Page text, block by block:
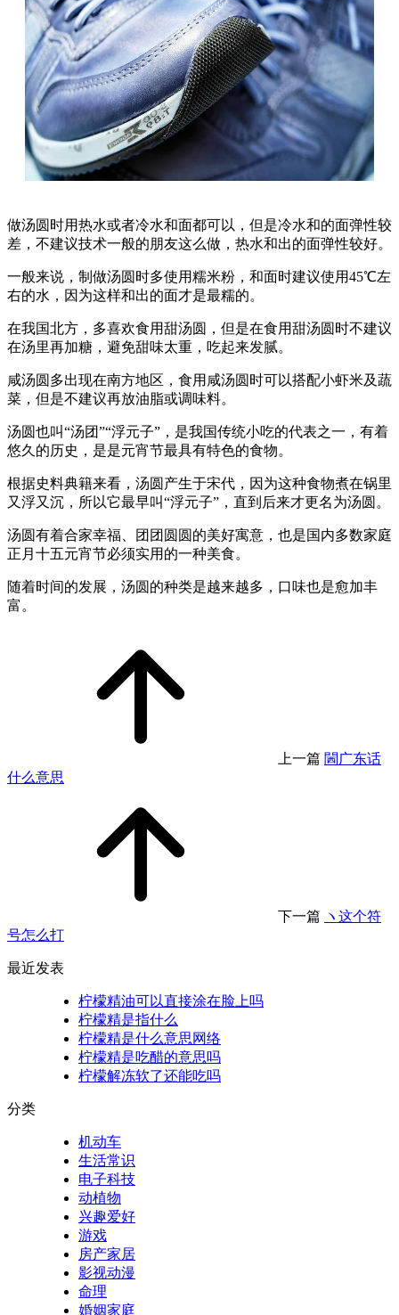
做汤圆时用热水或者冷水和面都可以，但是冷水和的面弹性较
差，不建议技术一般的朋友这么做，热水和出的面弹性较好。
一般来说，制做汤圆时多使用糯米粉，和面时建议使用45℃左
右的水，因为这样和出的面才是最糯的。
在我国北方，多喜欢食用甜汤圆，但是在食用甜汤圆时不建议
在汤里再加糖，避免甜味太重，吃起来发腻。
咸汤圆多出现在南方地区，食用咸汤圆时可以搭配小虾米及蔬
菜，但是不建议再放油脂或调味料。
汤圆也叫“汤团”“浮元子”，是我国传统小吃的代表之一，有着
悠久的历史，是是元宵节最具有特色的食物。
根据史料典籍来看，汤圆产生于宋代，因为这种食物煮在锅里
又浮又沉，所以它最早叫“浮元子”，直到后来才更名为汤圆。
汤圆有着合家幸福、团团圆圆的美好寓意，也是国内多数家庭
正月十五元宵节必须实用的一种美食。
随着时间的发展，汤圆的种类是越来越多，口味也是愈加丰
富。
上一篇 閪广东话
什么意思
下一篇 ヽ这个符
号怎么打
最近发表
柠檬精油可以直接涂在脸上吗
柠檬精是指什么
柠檬精是什么意思网络
柠檬精是吃醋的意思吗
柠檬解冻软了还能吃吗
分类
机动车
生活常识
电子科技
动植物
兴趣爱好
游戏
房产家居
影视动漫
命理
婚姻家庭